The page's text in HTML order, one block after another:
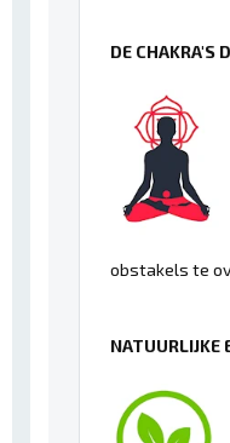
DE CHAKRA'S
obstakels te
NATUURLIJKE